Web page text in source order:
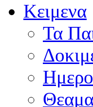
Κειμενα
Τα